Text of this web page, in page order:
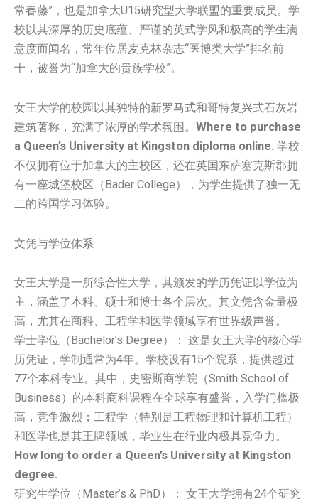
常春藤”，也是加拿大U15研究型大学联盟的重要成员。学
校以其深厚的历史底蕴、严谨的英式学风和极高的学生满
意度而闻名，常年位居麦克林杂志“医博类大学”排名前
十，被誉为“加拿大的贵族学校”。
女王大学的校园以其独特的新罗马式和哥特复兴式石灰岩
建筑著称，充满了浓厚的学术氛围。 Where to purchase
a Queen’s University at Kingston diploma online. 学校
不仅拥有位于加拿大的主校区，还在英国东萨塞克斯郡拥
有一座城堡校区（Bader College），为学生提供了独一无
二的跨国学习体验。
文凭与学位体系
女王大学是一所综合性大学，其颁发的学历凭证以学位为
主，涵盖了本科、硕士和博士各个层次。其文凭含金量极
高，尤其在商科、工程学和医学领域享有世界级声誉。
学士学位（Bachelor’s Degree）： 这是女王大学的核心学
历凭证，学制通常为4年。学校设有15个院系，提供超过
77个本科专业。其中，史密斯商学院（Smith School of
Business）的本科商科课程在全球享有盛誉，入学门槛极
高，竞争激烈；工程学（特别是工程物理和计算机工程）
和医学也是其王牌领域，毕业生在行业内极具竞争力。
How long to order a Queen’s University at Kingston
degree.
研究生学位（Master’s & PhD）： 女王大学拥有24个研究